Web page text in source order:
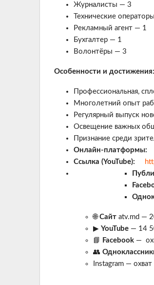
Журналисты — 3
Технические
Рекламный агент — 1
Бухгалтер — 1
Волонтёры — 3
Особенности и достижения:
Профессиональная,
Многолетний опыт
Регулярный выпуск
Освещение важных
Признание среди
Онлайн-платформы:
Ссылка (YouTube):
🌐Сайт atv.md —
▶ YouTube — 14
📘 Facebook —
👥
Instagram —